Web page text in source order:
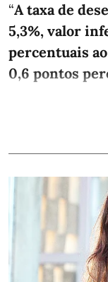
“A taxa de
5,3%, valor
percentuais
0,6 pontos